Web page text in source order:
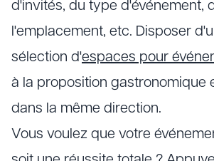
d'invités, du type d'événement,
l'emplacement, etc. Disposer
sélection d'espaces pour
à la proposition gastronomique
dans la même direction.
Vous voulez que votre